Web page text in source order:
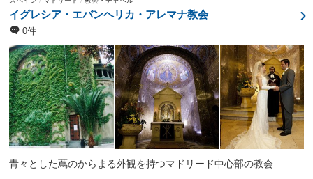
イグレシア・エバンヘリカ・アレマナ教会
0件
青々とした蔦のからまる外観を持つマドリード中心部の教会